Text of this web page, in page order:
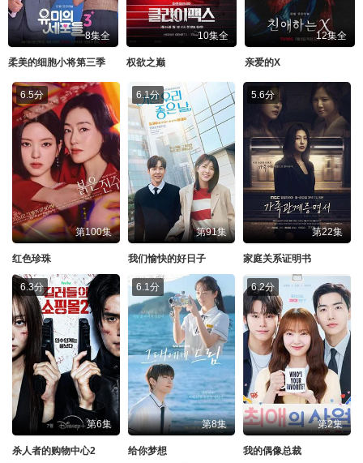
8集全
柔美的细胞小将第三季
10集全
权欲之巅
12集全
亲爱的X
6.5分
第100集
红色珍珠
6.1分
第91集
我们愉快的好日子
5.6分
第22集
家庭关系证明书
6.3分
第6集
杀人者的购物中心2
6.1分
第8集
给你梦想
6.2分
第2集
我的偶像总裁